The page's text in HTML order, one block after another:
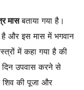
मासबताया गया है।
है और इस मास में भगवान
में कहा गया है की
उपवास करने से
की पूजा और